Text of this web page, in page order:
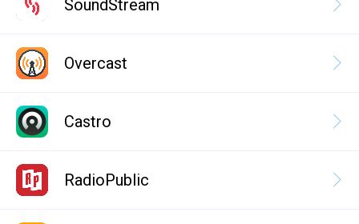
SoundStream
Overcast
Castro
RadioPublic